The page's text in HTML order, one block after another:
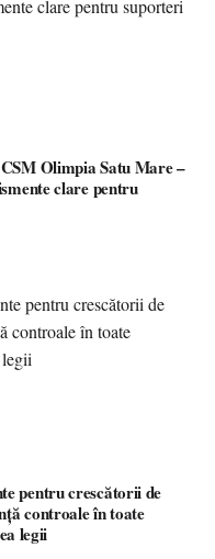
Olimpia Satu Mare –
clare pentru
pentru crescătorii de
controale în toate
legii